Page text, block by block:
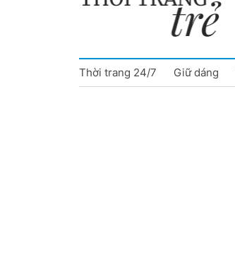
Cần Thơ
Đà Nẵng
Thời trang 24/7 Giữ dáng